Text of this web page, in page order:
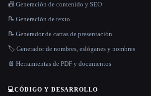
📠 Generación de contenido y SEO
📝 Generación de texto
📝 Generador de cartas de presentación
🏷️ Generador de nombres, eslóganes y nombres
📄 Herramientas de PDF y documentos
💻CÓDIGO Y DESARROLLO